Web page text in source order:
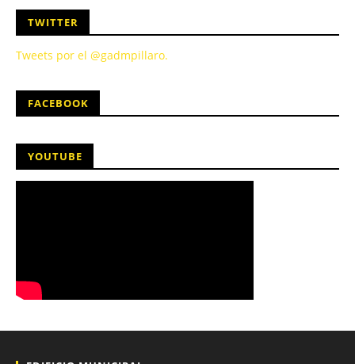
TWITTER
Tweets por el @gadmpillaro.
FACEBOOK
YOUTUBE